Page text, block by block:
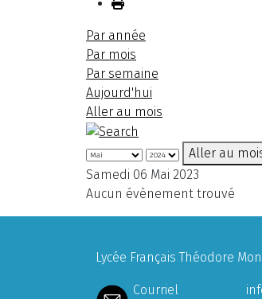
Par année
Par mois
Par semaine
Aujourd'hui
Aller au mois
Aller au
Samedi 06 Mai 2023
Aucun évènement trouvé
Lycée Français Théodore
Courriel